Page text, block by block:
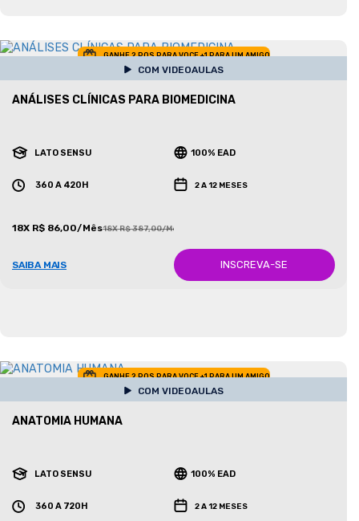
GANHE 2 POS PARA VOCE +1 PARA UM AMIGO
COM VIDEOAULAS
ANÁLISES CLÍNICAS PARA BIOMEDICINA
LATO SENSU 100% EAD
360 A 420H 2 A 12 MESES
18X R$ 86,00/Mês18X R$ 387,00/Mês
SAIBA MAIS INSCREVA-SE
GANHE 2 POS PARA VOCE +1 PARA UM AMIGO
COM VIDEOAULAS
ANATOMIA HUMANA
LATO SENSU 100% EAD
360 A 720H 2 A 12 MESES